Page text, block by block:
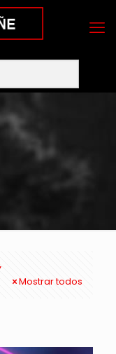
Mostrar todos